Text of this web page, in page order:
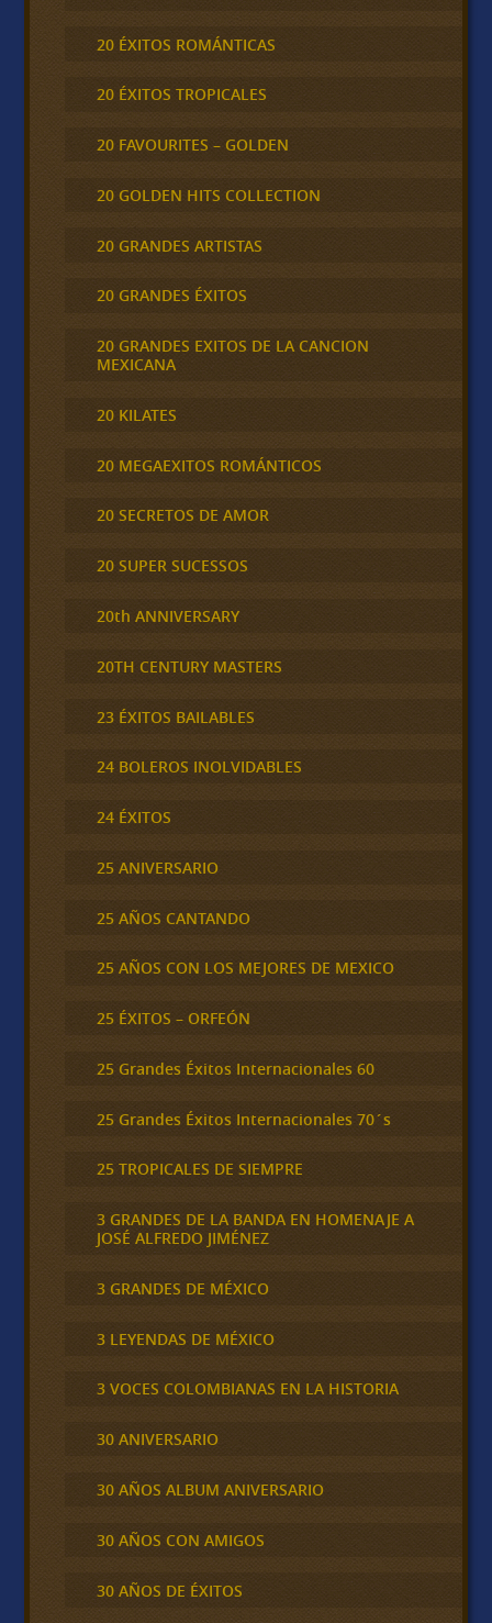
20 ÉXITOS ROMÁNTICAS
20 ÉXITOS TROPICALES
20 FAVOURITES – GOLDEN
20 GOLDEN HITS COLLECTION
20 GRANDES ARTISTAS
20 GRANDES ÉXITOS
20 GRANDES EXITOS DE LA CANCION
MEXICANA
20 KILATES
20 MEGAEXITOS ROMÁNTICOS
20 SECRETOS DE AMOR
20 SUPER SUCESSOS
20th ANNIVERSARY
20TH CENTURY MASTERS
23 ÉXITOS BAILABLES
24 BOLEROS INOLVIDABLES
24 ÉXITOS
25 ANIVERSARIO
25 AÑOS CANTANDO
25 AÑOS CON LOS MEJORES DE MEXICO
25 ÉXITOS – ORFEÓN
25 Grandes Éxitos Internacionales 60
25 Grandes Éxitos Internacionales 70´s
25 TROPICALES DE SIEMPRE
3 GRANDES DE LA BANDA EN HOMENAJE A
JOSÉ ALFREDO JIMÉNEZ
3 GRANDES DE MÉXICO
3 LEYENDAS DE MÉXICO
3 VOCES COLOMBIANAS EN LA HISTORIA
30 ANIVERSARIO
30 AÑOS ALBUM ANIVERSARIO
30 AÑOS CON AMIGOS
30 AÑOS DE ÉXITOS